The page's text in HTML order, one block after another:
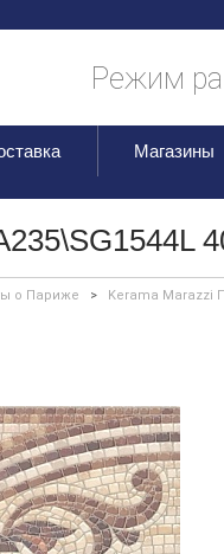
Режим
Магазины
о Париже > Kerama Marazzi